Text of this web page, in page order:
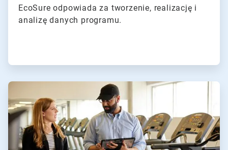
EcoSure odpowiada za tworzenie, realizację i
analizę danych programu.
ArticleTile
dla
4